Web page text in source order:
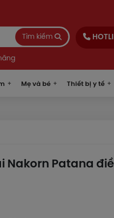
Tìm kiếm
Mẹ và bé Thiết bị y tế
Nakorn Patana